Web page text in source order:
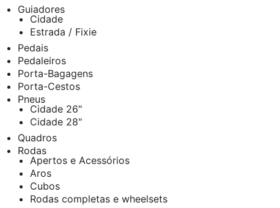
Guiadores
Cidade
Estrada / Fixie
Pedais
Pedaleiros
Porta-Bagagens
Porta-Cestos
Pneus
Cidade 26"
Cidade 28"
Quadros
Rodas
Apertos e Acessórios
Aros
Cubos
Rodas completas e wheelsets